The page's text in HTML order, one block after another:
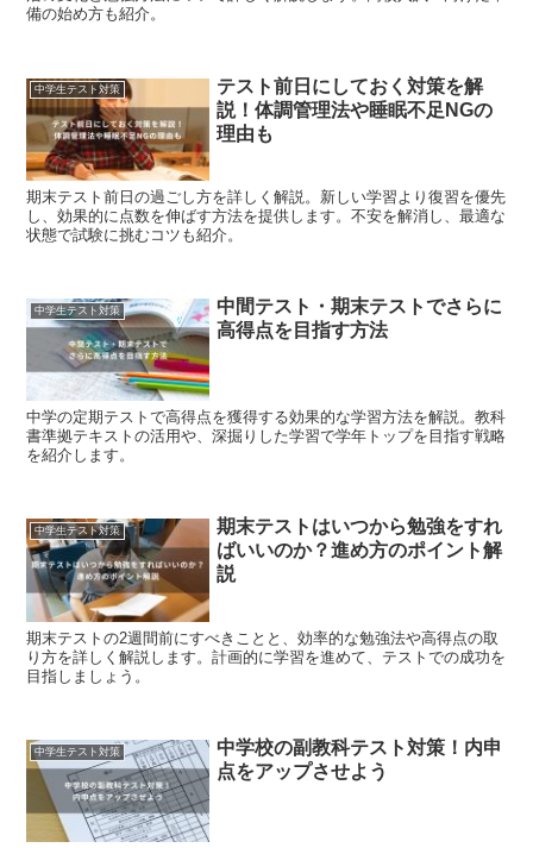
備の始め方も紹介。
中学生テスト対策
テスト前日にしておく対策を解
説！体調管理法や睡眠不足NGの
理由も
期末テスト前日の過ごし方を詳しく解説。新しい学習より復習を優先
し、効果的に点数を伸ばす方法を提供します。不安を解消し、最適な
状態で試験に挑むコツも紹介。
中学生テスト対策
中間テスト・期末テストでさらに
高得点を目指す方法
中学の定期テストで高得点を獲得する効果的な学習方法を解説。教科
書準拠テキストの活用や、深掘りした学習で学年トップを目指す戦略
を紹介します。
中学生テスト対策
期末テストはいつから勉強をすれ
ばいいのか？進め方のポイント解
説
期末テストの2週間前にすべきことと、効率的な勉強法や高得点の取
り方を詳しく解説します。計画的に学習を進めて、テストでの成功を
目指しましょう。
中学生テスト対策
中学校の副教科テスト対策！内申
点をアップさせよう